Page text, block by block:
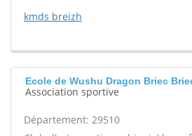
kmds breizh
Ecole de Wushu Dragon Briec
Association sportive
Département: 29510